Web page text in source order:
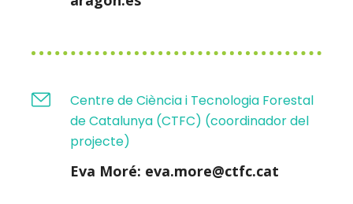
Centre de Ciència i Tecnologia Forestal
de Catalunya (CTFC) (coordinador del
projecte)
Eva Moré: eva.more@ctfc.cat